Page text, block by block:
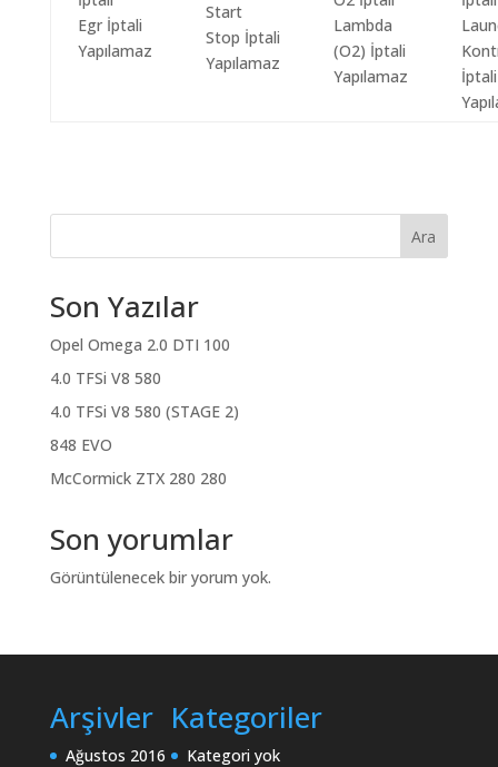
Egr İptali
Yapılamaz
Start
Stop İptali
Yapılamaz
Lambda
(O2) İptali
Yapılamaz
İptali
Ara
Son Yazılar
Opel Omega 2.0 DTI 100
4.0 TFSi V8 580
4.0 TFSi V8 580 (STAGE 2)
848 EVO
McCormick ZTX 280 280
Son yorumlar
Görüntülenecek bir yorum yok.
Arşivler
Ağustos 2016
Kategoriler
Kategori yok